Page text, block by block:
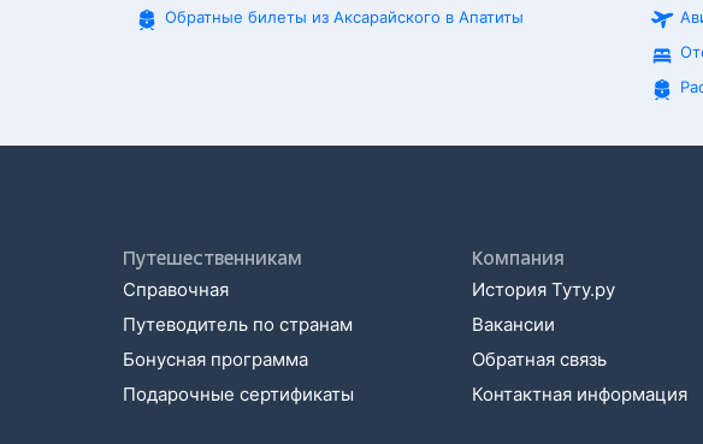
Обратные билеты из Аксарайского в Апатиты
Путешественникам
Справочная
Путеводитель по странам
Бонусная программа
Подарочные сертификаты
Компания
История Туту.ру
Вакансии
Обратная связь
Контактная информация